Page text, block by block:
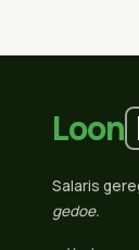
Loon
Salaris
gedoe.